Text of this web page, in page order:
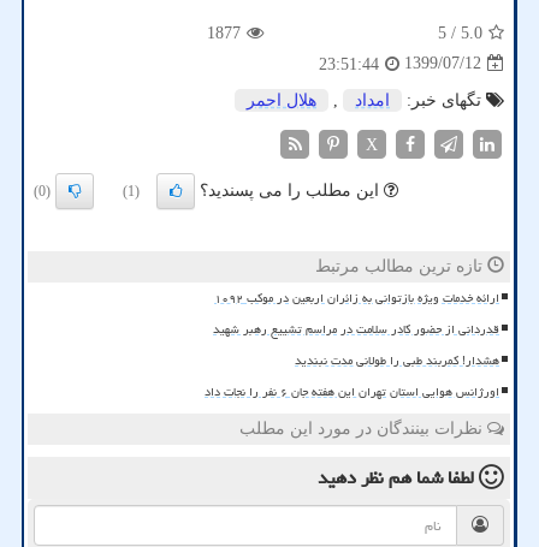
5.0
/ 5
1877
1399/07/12
23:51:44
تگهای خبر:
امداد , هلال احمر
X
این مطلب را می پسندید؟ (1)
(0)
تازه ترین مطالب مرتبط
ارائه خدمات ویژه بازتوانی به زائران اربعین در موکب ۱۰۹۲
قدردانی از حضور کادر سلامت در مراسم تشییع رهبر شهید
هشدار! کمربند طبی را طولانی مدت نبندید
اورژانس هوایی استان تهران این هفته جان ۶ نفر را نجات داد
نظرات بینندگان در مورد این مطلب
لطفا شما همنظر دهید